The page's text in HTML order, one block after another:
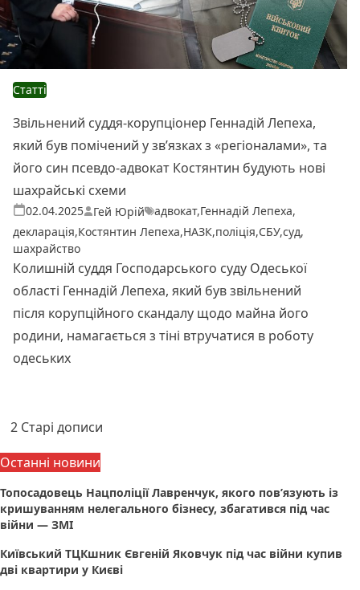
Статті
Звільнений суддя-корупціонер Геннадій Лепеха,
який був помічений у звʼязках з «регіоналами», та
його син псевдо-адвокат Костянтин будують нові
шахрайські схеми
02.04.2025Опубліковано
Гей Юрій
Теги: адвокат,Геннадій Лепеха,
декларація,Костянтин Лепеха,НАЗК,поліція,СБУ,суд,
шахрайство
Колишній суддя Господарського суду Одеської
області Геннадій Лепеха, який був звільнений
після корупційного скандалу щодо майна його
родини, намагається з тіні втручатися в роботу
одеських
Пагінація
2 Старі дописи
Останні новини
Топосадовець Нацполіції Лавренчук, якого пов’язують із
кришуванням нелегального бізнесу, збагатився під час
війни — ЗМІ
Київський ТЦКшник Євгеній Яковчук під час війни купив
дві квартири у Києві